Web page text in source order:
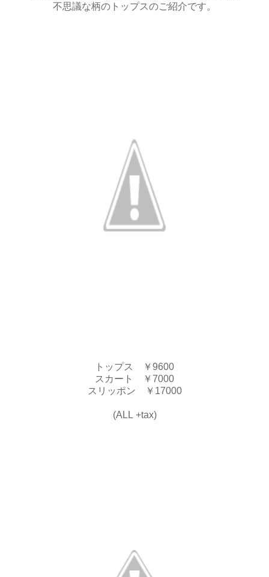
不思議な柄のトップスのご紹介です。
トップス ￥9600
スカート ￥7000
スリッポン ￥17000
(ALL +tax)